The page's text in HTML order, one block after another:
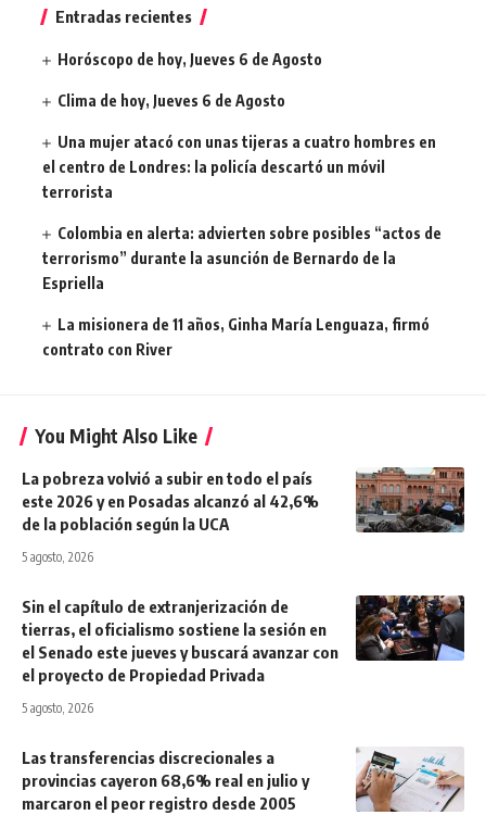
Entradas recientes
Horóscopo de hoy, Jueves 6 de Agosto
Clima de hoy, Jueves 6 de Agosto
Una mujer atacó con unas tijeras a cuatro hombres en
el centro de Londres: la policía descartó un móvil
terrorista
Colombia en alerta: advierten sobre posibles “actos de
terrorismo” durante la asunción de Bernardo de la
Espriella
La misionera de 11 años, Ginha María Lenguaza, firmó
contrato con River
You Might Also Like
La pobreza volvió a subir en todo el país
este 2026 y en Posadas alcanzó al 42,6%
de la población según la UCA
5 agosto, 2026
Sin el capítulo de extranjerización de
tierras, el oficialismo sostiene la sesión en
el Senado este jueves y buscará avanzar con
el proyecto de Propiedad Privada
5 agosto, 2026
Las transferencias discrecionales a
provincias cayeron 68,6% real en julio y
marcaron el peor registro desde 2005